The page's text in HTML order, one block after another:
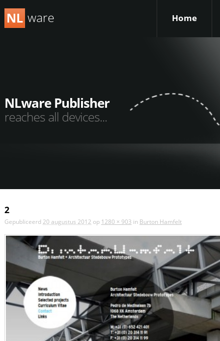
NL ware Home
NLware Publisher
reaches all devices...
2
Gepubliceerd 20 augustus 2012 op 1280 × 903 in Burton Hamfelt